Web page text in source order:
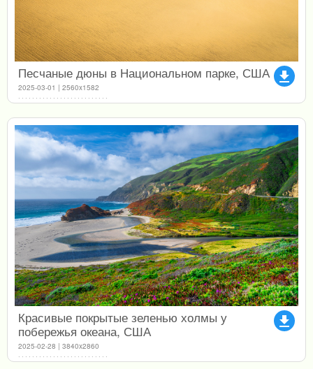
file_download
Песчаные дюны в Национальном парке, США
2025-03-01 | 2560x1582
file_download
Красивые покрытые зеленью холмы у
побережья океана, США
2025-02-28 | 3840x2860